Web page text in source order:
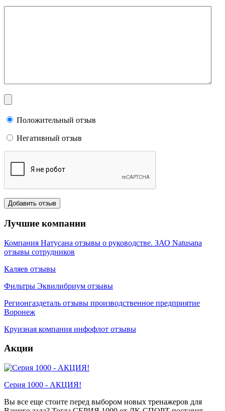
Положительный отзыв
Негативный отзыв
Лучшие компании
Компания Натусана отзывы о руководстве. ЗАО Natusana
отзывы сотрудников
Каляев отзывы
Фильтры Эквилибриум отзывы
Регионгаздеталь отзывы производственное предприятие
Воронеж
Круизная компания инфофлот отзывы
Акции
Серия 1000 - АКЦИЯ!
Вы все еще стоите перед выбором новых тренажеров для